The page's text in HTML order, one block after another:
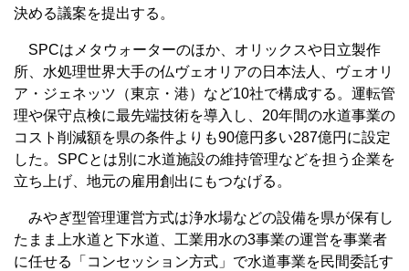
決める議案を提出する。
SPCはメタウォーターのほか、オリックスや日立製作
所、水処理世界大手の仏ヴェオリアの日本法人、ヴェオリ
ア・ジェネッツ（東京・港）など10社で構成する。運転管
理や保守点検に最先端技術を導入し、20年間の水道事業の
コスト削減額を県の条件よりも90億円多い287億円に設定
した。SPCとは別に水道施設の維持管理などを担う企業を
立ち上げ、地元の雇用創出にもつなげる。
みやぎ型管理運営方式は浄水場などの設備を県が保有し
たまま上水道と下水道、工業用水の3事業の運営を事業者
に任せる「コンセッション方式」で水道事業を民間委託す